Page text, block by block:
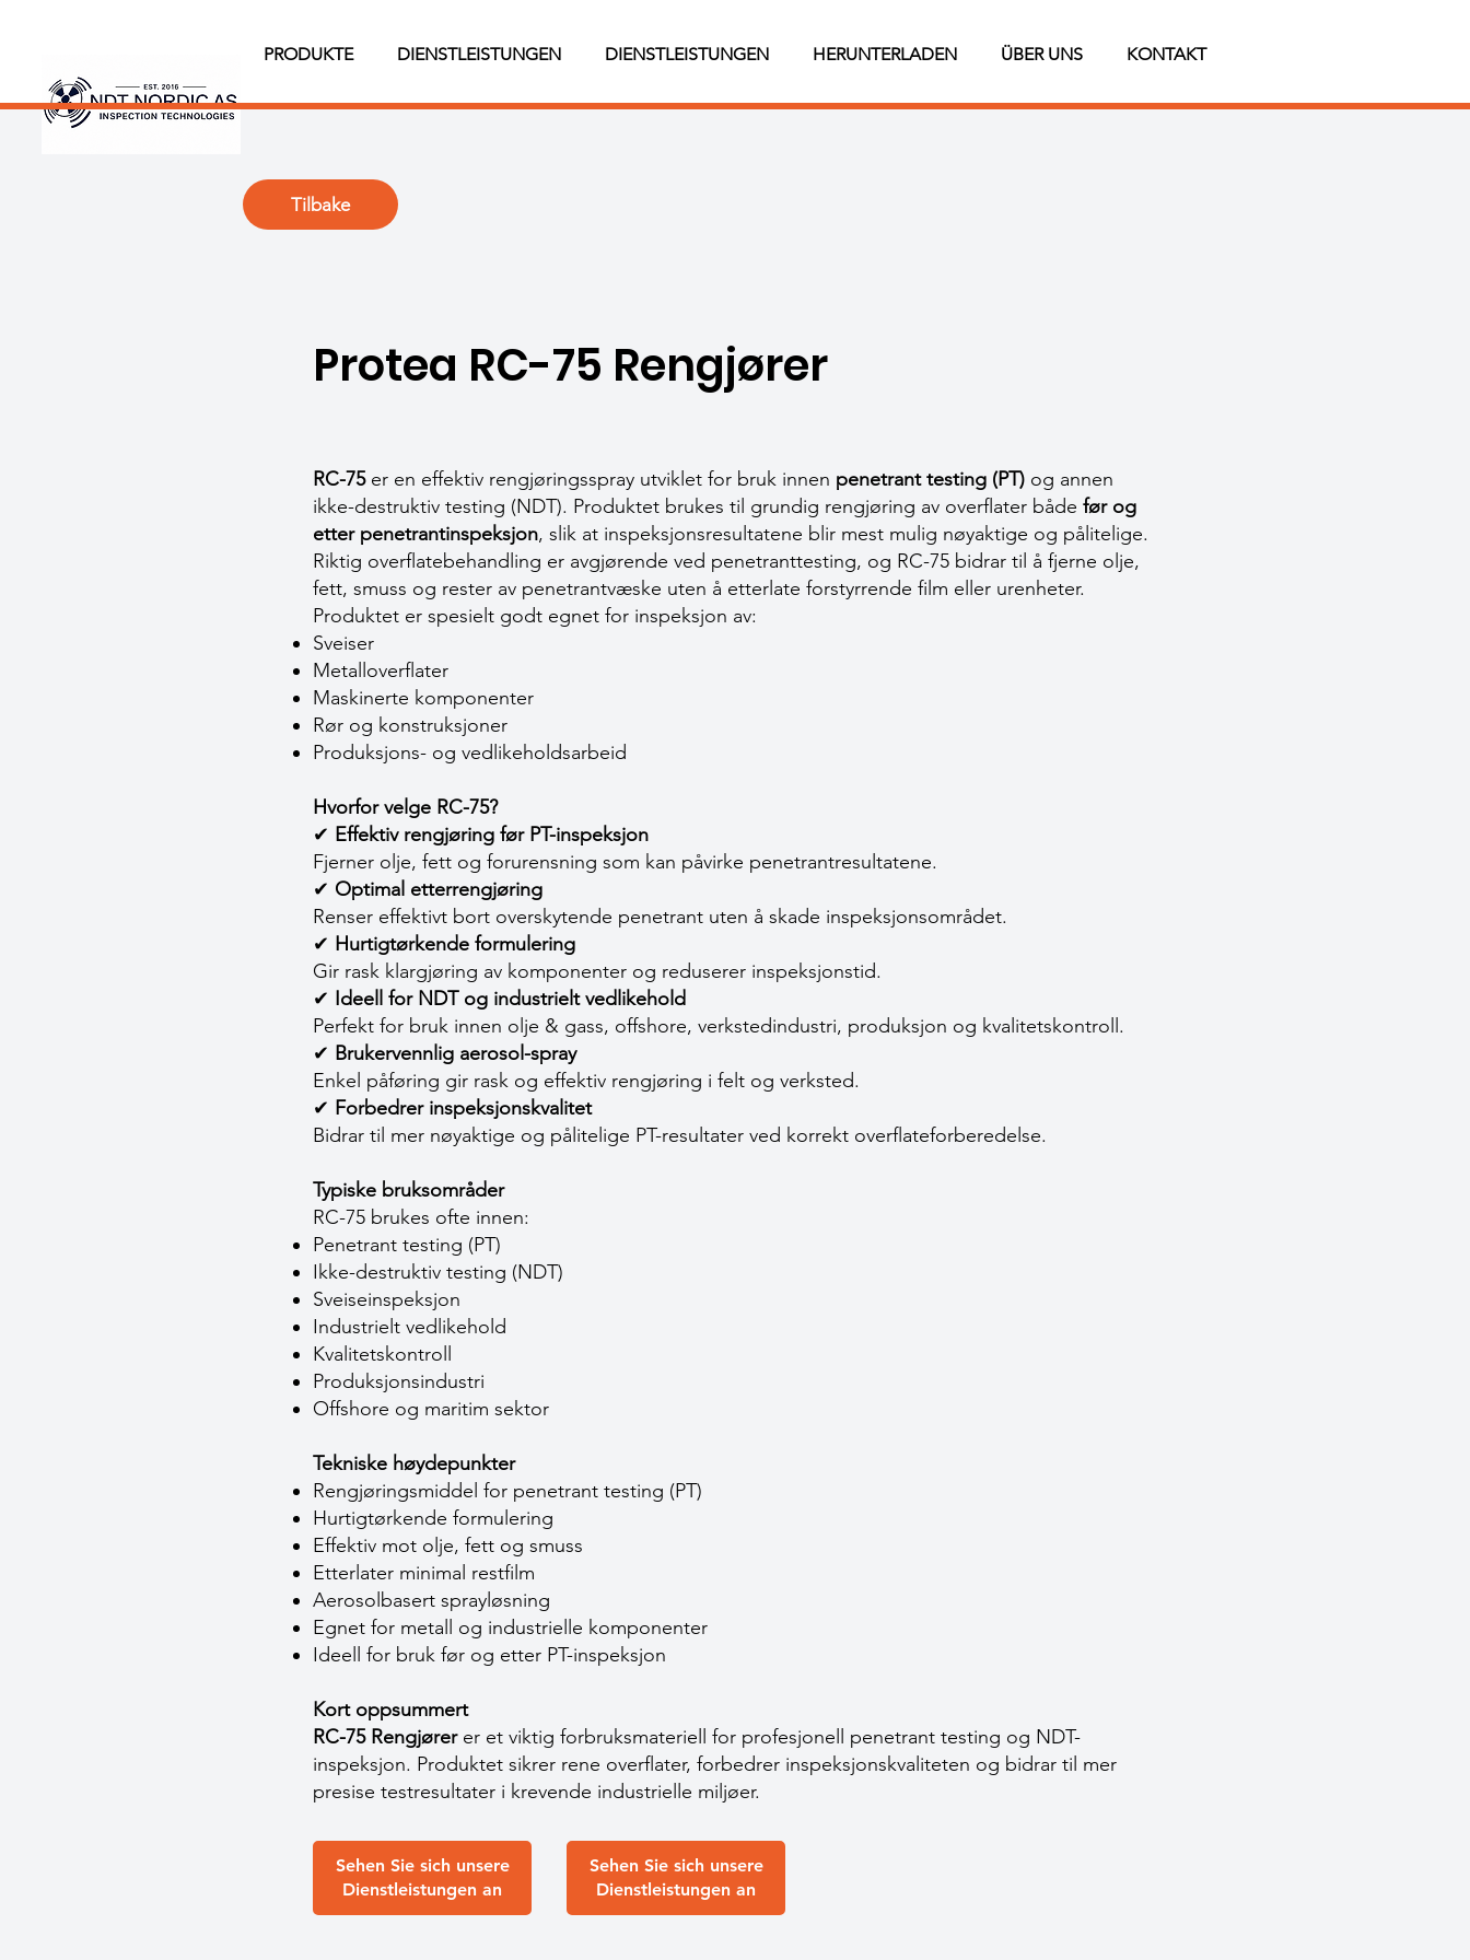
PRODUKTE DIENSTLEISTUNGEN HERUNTERLADEN ÜBER UNS KONTAKT
DIENSTLEISTUNGEN
Tilbake
Protea RC-75 Rengjører
RC-75er en effektiv rengjøringsspray utviklet for bruk innen penetrant testing (PT) og annen
ikke-destruktiv testing (NDT). Produktet brukes til grundig rengjøring av overflater både før og
etter penetrantinspeksjon, slik at inspeksjonsresultatene blir mest mulig nøyaktige og pålitelige.
Riktig overflatebehandling er avgjørende ved penetranttesting, og RC-75 bidrar til å fjerne olje,
fett, smuss og rester av penetrantvæske uten å etterlate forstyrrende film eller urenheter.
Produktet er spesielt godt egnet for inspeksjon av:
Sveiser
Metalloverflater
Maskinerte komponenter
Rør og konstruksjoner
Produksjons- og vedlikeholdsarbeid
Hvorfor velge RC-75?
✔ Effektiv rengjøring før PT-inspeksjon
Fjerner olje, fett og forurensning som kan påvirke penetrantresultatene.
✔ Optimal etterrengjøring
Renser effektivt bort overskytende penetrant uten å skade inspeksjonsområdet.
✔ Hurtigtørkende formulering
Gir rask klargjøring av komponenter og reduserer inspeksjonstid.
✔ Ideell for NDT og industrielt vedlikehold
Perfekt for bruk innen olje & gass, offshore, verkstedindustri, produksjon og kvalitetskontroll.
✔ Brukervennlig aerosol-spray
Enkel påføring gir rask og effektiv rengjøring i felt og verksted.
✔ Forbedrer inspeksjonskvalitet
Bidrar til mer nøyaktige og pålitelige PT-resultater ved korrekt overflateforberedelse.
Typiske bruksområder
RC-75 brukes ofte innen:
Penetrant testing (PT)
Ikke-destruktiv testing (NDT)
Sveiseinspeksjon
Industrielt vedlikehold
Kvalitetskontroll
Produksjonsindustri
Offshore og maritim sektor
Tekniske høydepunkter
Rengjøringsmiddel for penetrant testing (PT)
Hurtigtørkende formulering
Effektiv mot olje, fett og smuss
Etterlater minimal restfilm
Aerosolbasert sprayløsning
Egnet for metall og industrielle komponenter
Ideell for bruk før og etter PT-inspeksjon
Kort oppsummert
RC-75 Rengjørerer et viktig forbruksmateriell for profesjonell penetrant testing og NDT-
inspeksjon. Produktet sikrer rene overflater, forbedrer inspeksjonskvaliteten og bidrar til mer
presise testresultater i krevende industrielle miljøer.
Sehen Sie sich unsere
Dienstleistungen an
Sehen Sie sich unsere
Dienstleistungen an